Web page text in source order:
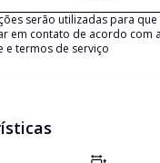
serão utilizadas para
em contato de acordo com a
e termos de serviço